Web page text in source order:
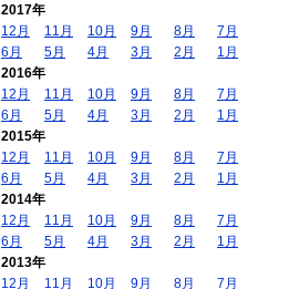
2017年
12月
11月 10月 9月 8月
7月
6月
5月 4月 3月 2月
1月
2016年
12月
11月 10月 9月 8月
7月
6月
5月 4月 3月 2月
1月
2015年
12月
11月 10月 9月 8月
7月
6月
5月 4月 3月 2月
1月
2014年
12月
11月 10月 9月 8月
7月
6月
5月 4月 3月 2月
1月
2013年
12月
11月 10月 9月 8月 7月